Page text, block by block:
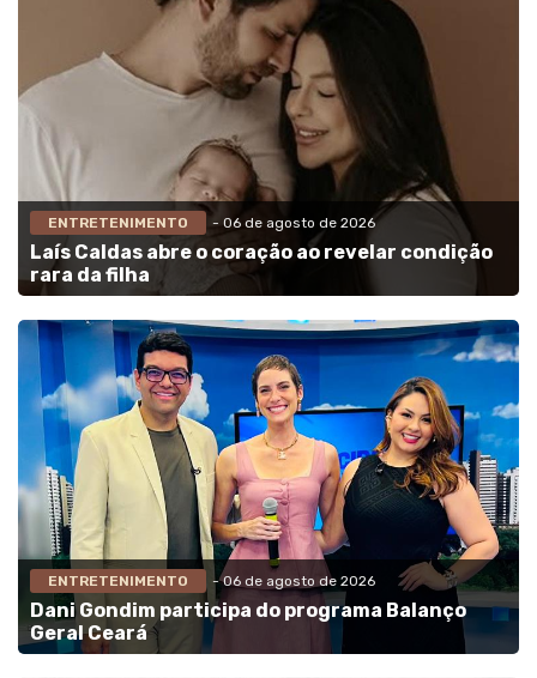
ENTRETENIMENTO - 06 de agosto de 2026
Laís Caldas abre o coração ao revelar condição
rara da filha
ENTRETENIMENTO - 06 de agosto de 2026
Dani Gondim participa do programa Balanço
Geral Ceará